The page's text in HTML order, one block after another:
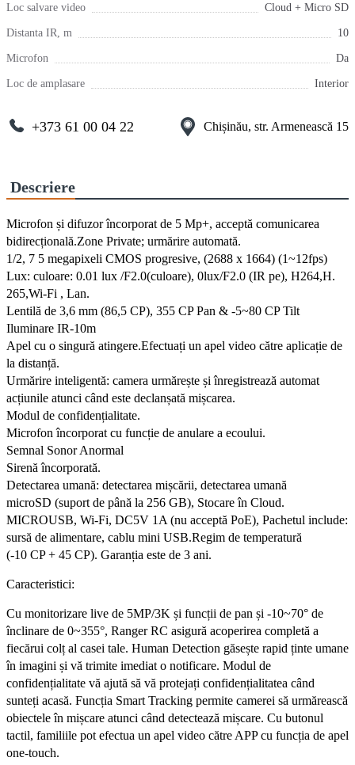
Loc salvare video Cloud + Micro SD
Distanta IR, m 10
Microfon Da
Loc de amplasare Interior
+373 61 00 04 22 Chișinău, str. Armenească 15
Descriere
Microfon și difuzor încorporat de 5 Mp+, acceptă comunicarea
bidirecțională.Zone Private; urmărire automată.
1/2, 7 5 megapixeli CMOS progresive, (2688 x 1664) (1~12fps)
Lux: culoare: 0.01 lux /F2.0(culoare), 0lux/F2.0 (IR pe), H264,H.
265,Wi-Fi , Lan.
Lentilă de 3,6 mm (86,5 CP), 355 CP Pan & -5~80 CP Tilt
Iluminare IR-10m
Apel cu o singură atingere.Efectuați un apel video către aplicație de
la distanță.
Urmărire inteligentă: camera urmărește și înregistrează automat
acțiunile atunci când este declanșată mișcarea.
Modul de confidențialitate.
Microfon încorporat cu funcție de anulare a ecoului.
Semnal Sonor Anormal
Sirenă încorporată.
Detectarea umană: detectarea mișcării, detectarea umană
microSD (suport de până la 256 GB), Stocare în Cloud.
MICROUSB, Wi-Fi, DC5V 1A (nu acceptă PoE), Pachetul include:
sursă de alimentare, cablu mini USB.Regim de temperatură
(-10 CP + 45 CP). Garanția este de 3 ani.
Caracteristici:
Cu monitorizare live de 5MP/3K și funcții de pan și -10~70° de
înclinare de 0~355°, Ranger RC asigură acoperirea completă a
fiecărui colț al casei tale. Human Detection găsește rapid ținte umane
în imagini și vă trimite imediat o notificare. Modul de
confidențialitate vă ajută să vă protejați confidențialitatea când
sunteți acasă. Funcția Smart Tracking permite camerei să urmărească
obiectele în mișcare atunci când detectează mișcare. Cu butonul
tactil, familiile pot efectua un apel video către APP cu funcția de apel
one-touch.